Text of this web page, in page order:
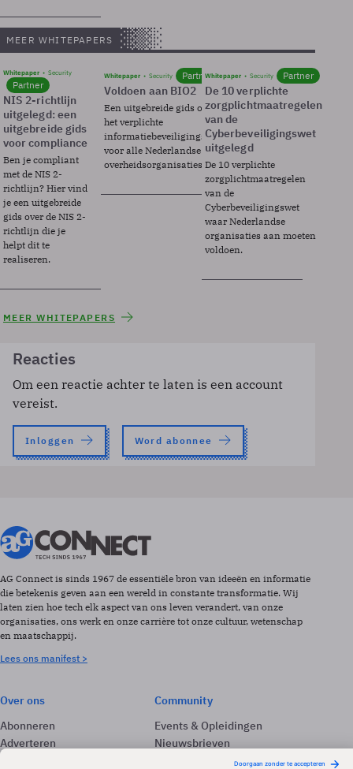
MEER WHITEPAPERS
Whitepaper Security
Partner
NIS 2-richtlijn
uitgelegd: een
uitgebreide gids
voor compliance
Ben je compliant
met de NIS 2-
richtlijn? Hier vind
je een uitgebreide
gids over de NIS 2-
richtlijn die je
helpt dit te
realiseren.
Whitepaper Security Partner
Voldoen aan BIO2
Een uitgebreide gids over BIO2,
het verplichte
informatiebeveiligingsframework
voor alle Nederlandse
overheidsorganisaties.
Whitepaper Security Partner
De 10 verplichte
zorgplichtmaatregelen
van de
Cyberbeveiligingswet
uitgelegd
De 10 verplichte
zorgplichtmaatregelen
van de
Cyberbeveiligingswet
waar Nederlandse
organisaties aan moeten
voldoen.
MEER WHITEPAPERS
Reacties
Om een reactie achter te laten is een account
vereist.
Inloggen Word abonnee
AG Connect is sinds 1967 de essentiële bron van ideeën en informatie
die betekenis geven aan een wereld in constante transformatie. Wij
laten zien hoe tech elk aspect van ons leven verandert, van onze
organisaties, ons werk en onze carrière tot onze cultuur, wetenschap
en maatschappij.
Lees ons manifest >
Over ons
Abonneren
Adverteren
Community
Events & Opleidingen
Nieuwsbrieven